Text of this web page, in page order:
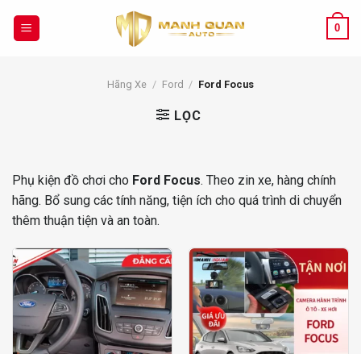
0
Hãng Xe / Ford / Ford Focus
LỌC
Phụ kiện đồ chơi cho Ford Focus. Theo zin xe, hàng chính
hãng. Bổ sung các tính năng, tiện ích cho quá trình di chuyển
thêm thuận tiện và an toàn.